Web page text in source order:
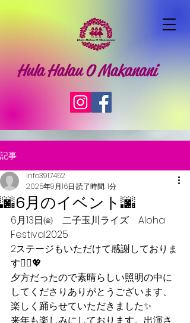
Hula Halau O Makanani
記事
🌆6月のイベント🌆
info3917452
2025年9月16日 読了時間: 1分
6月13日㈮　二子玉川ライズ　Aloha
Festival2025
2ステージもいただけて感謝しておりま
す🙇‍♀️💖
夕方だったので素晴らしい照明の中に
してくださりありがとうございます、
楽しく踊らせていただきました✨